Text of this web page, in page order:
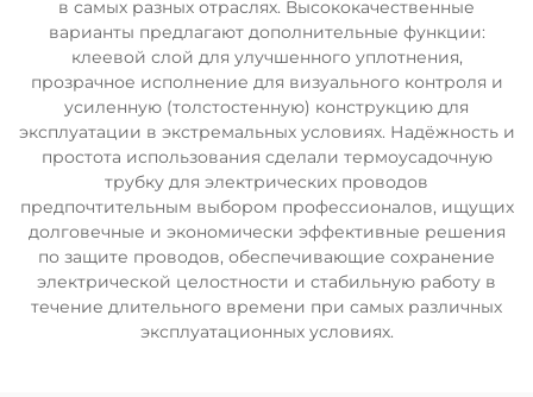
в самых разных отраслях. Высококачественные
варианты предлагают дополнительные функции:
клеевой слой для улучшенного уплотнения,
прозрачное исполнение для визуального контроля и
усиленную (толстостенную) конструкцию для
эксплуатации в экстремальных условиях. Надёжность и
простота использования сделали термоусадочную
трубку для электрических проводов
предпочтительным выбором профессионалов, ищущих
долговечные и экономически эффективные решения
по защите проводов, обеспечивающие сохранение
электрической целостности и стабильную работу в
течение длительного времени при самых различных
эксплуатационных условиях.